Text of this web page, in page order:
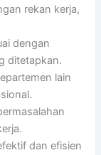
rekan kerja,
dengan
ditetapkan.
lain
dan efisien